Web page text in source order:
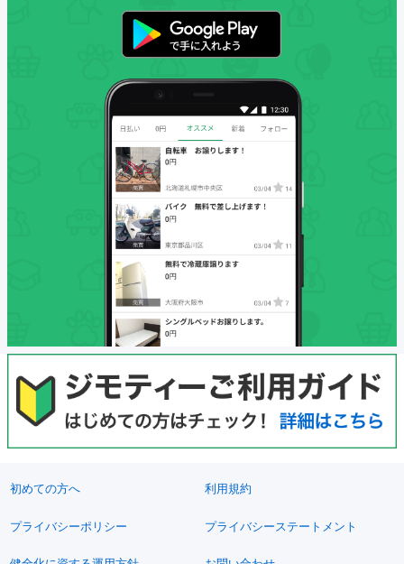
初めての方へ 利用規約
プライバシーポリシー プライバシーステートメント